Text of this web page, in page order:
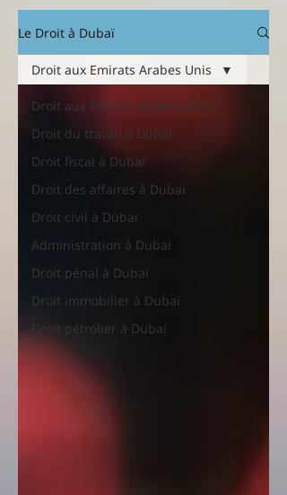
Le Droit à Dubaï
Droit aux Emirats Arabes Unis
Droit du travail à Dubai
Droit fiscal à Dubai
Droit des affaires à Dubai
Droit civil à Dubai
Administration à Dubai
Droit pénal à Dubai
Droit immobilier à Dubai
Droit pétrolier à Dubai
Droit aux Emirats Arabes Unis